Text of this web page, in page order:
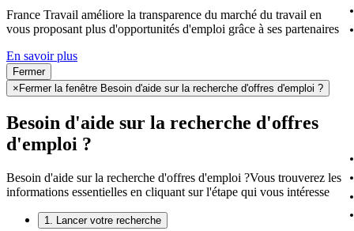
France Travail améliore la transparence du marché du travail en
vous proposant plus d'opportunités d'emploi grâce à ses partenaires
En savoir plus
Fermer
× Fermer la fenêtre Besoin d'aide sur la recherche d'offres d'emploi ?
Besoin d'aide sur la recherche d'offres
d'emploi ?
Besoin d'aide sur la recherche d'offres d'emploi ?Vous trouverez les
informations essentielles en cliquant sur l'étape qui vous intéresse
1. Lancer votre recherche